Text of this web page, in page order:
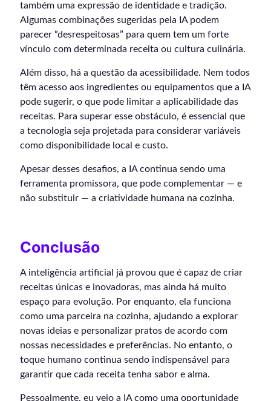
também uma expressão de identidade e tradição.
Algumas combinações sugeridas pela IA podem
parecer “desrespeitosas” para quem tem um forte
vínculo com determinada receita ou cultura culinária.
Além disso, há a questão da acessibilidade. Nem todos
têm acesso aos ingredientes ou equipamentos que a IA
pode sugerir, o que pode limitar a aplicabilidade das
receitas. Para superar esse obstáculo, é essencial que
a tecnologia seja projetada para considerar variáveis
como disponibilidade local e custo.
Apesar desses desafios, a IA continua sendo uma
ferramenta promissora, que pode complementar — e
não substituir — a criatividade humana na cozinha.
Conclusão
A inteligência artificial já provou que é capaz de criar
receitas únicas e inovadoras, mas ainda há muito
espaço para evolução. Por enquanto, ela funciona
como uma parceira na cozinha, ajudando a explorar
novas ideias e personalizar pratos de acordo com
nossas necessidades e preferências. No entanto, o
toque humano continua sendo indispensável para
garantir que cada receita tenha sabor e alma.
Pessoalmente, eu vejo a IA como uma oportunidade